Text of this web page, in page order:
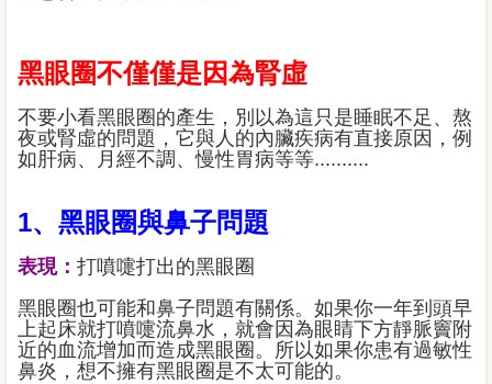
黑眼圈不僅僅是因為腎虛
不要小看黑眼圈的產生，別以為這只是睡眠不足、熬
夜或腎虛的問題，它與人的內臟疾病有直接原因，例
如肝病、月經不調、慢性胃病等等..........
1、黑眼圈與鼻子問題
表現： 打噴嚏打出的黑眼圈
黑眼圈也可能和鼻子問題有關係。如果你一年到頭早
上起床就打噴嚏流鼻水，就會因為眼睛下方靜脈竇附
近的血流增加而造成黑眼圈。所以如果你患有過敏性
鼻炎，想不擁有黑眼圈是不太可能的。